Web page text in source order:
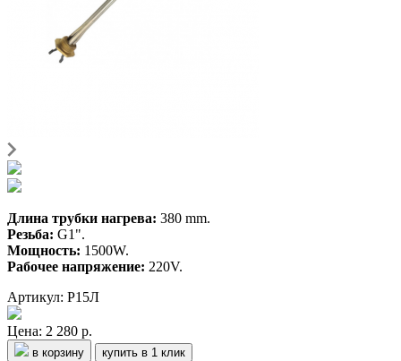
Длина трубки нагрева: 380 mm.
Резьба: G1".
Мощность: 1500W.
Рабочее напряжение: 220V.
Артикул: Р15Л
Цена: 2 280 р.
в корзину купить в 1 клик